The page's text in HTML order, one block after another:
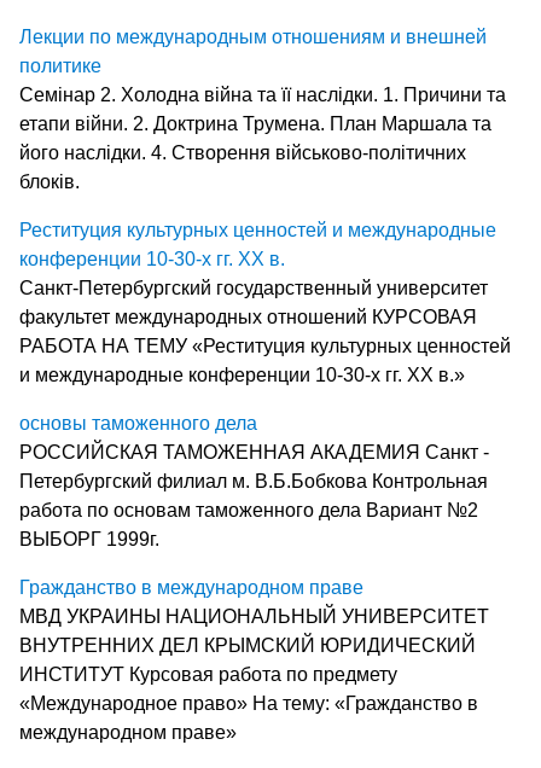
Лекции по международным отношениям и внешней
политике
Семінар 2. Холодна війна та її наслідки. 1. Причини та
етапи війни. 2. Доктрина Трумена. План Маршала та
його наслідки. 4. Створення військово-політичних
блоків.
Реституция культурных ценностей и международные
конференции 10-30-х гг. XX в.
Санкт-Петербургский государственный университет
факультет международных отношений КУРСОВАЯ
РАБОТА НА ТЕМУ «Реституция культурных ценностей
и международные конференции 10-30-х гг. XX в.»
основы таможенного дела
РОССИЙСКАЯ ТАМОЖЕННАЯ АКАДЕМИЯ Санкт -
Петербургский филиал м. В.Б.Бобкова Контрольная
работа по основам таможенного дела Вариант №2
ВЫБОРГ 1999г.
Гражданство в международном праве
МВД УКРАИНЫ НАЦИОНАЛЬНЫЙ УНИВЕРСИТЕТ
ВНУТРЕННИХ ДЕЛ КРЫМСКИЙ ЮРИДИЧЕСКИЙ
ИНСТИТУТ Курсовая работа по предмету
«Международное право» На тему: «Гражданство в
международном праве»